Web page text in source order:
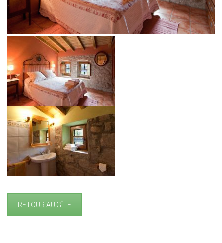
RETOUR AU GÎTE